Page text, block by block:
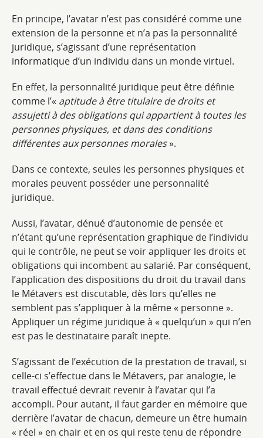
En principe, l’avatar n’est pas considéré comme une
extension de la personne et n’a pas la personnalité
juridique, s’agissant d’une représentation
informatique d’un individu dans un monde virtuel.
En effet, la personnalité juridique peut être définie
comme l’« aptitude à être titulaire de droits et
assujetti à des obligations qui appartient à toutes les
personnes physiques, et dans des conditions
différentes aux personnes morales».
Dans ce contexte, seules les personnes physiques et
morales peuvent posséder une personnalité
juridique.
Aussi, l’avatar, dénué d’autonomie de pensée et
n’étant qu’une représentation graphique de l’individu
qui le contrôle, ne peut se voir appliquer les droits et
obligations qui incombent au salarié. Par conséquent,
l’application des dispositions du droit du travail dans
le Métavers est discutable, dès lors qu’elles ne
semblent pas s’appliquer à la même « personne ».
Appliquer un régime juridique à « quelqu’un » qui n’en
est pas le destinataire paraît inepte.
S’agissant de l’exécution de la prestation de travail, si
celle-ci s’effectue dans le Métavers, par analogie, le
travail effectué devrait revenir à l’avatar qui l’a
accompli. Pour autant, il faut garder en mémoire que
derrière l’avatar de chacun, demeure un être humain
« réel » en chair et en os qui reste tenu de répondre